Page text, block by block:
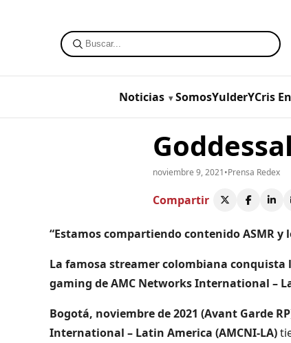
Noticias SomosYulderYCris
noviembre 9, 2021•Prensa Redex
Compartir
“Estamos compartiendo contenido ASMR
La famosa streamer colombiana conquista
gaming de AMC Networks International –
Bogotá, noviembre de 2021 (Avant Garde
International – Latin America (AMCNI-LA)